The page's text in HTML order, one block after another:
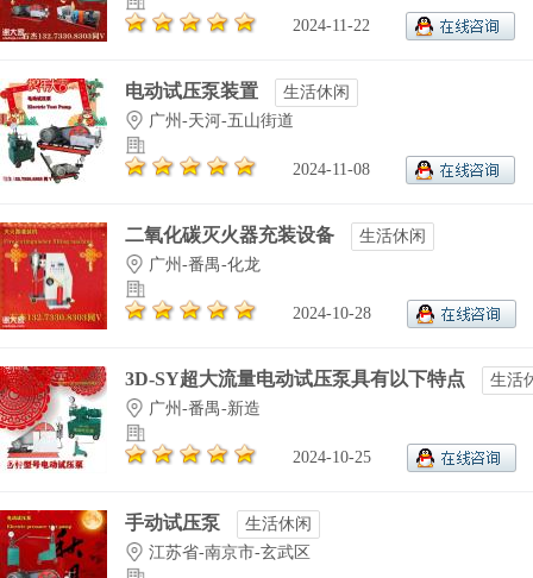
2024-11-22
电动试压泵装置
生活休闲
广州-天河-五山街道
2024-11-08
二氧化碳灭火器充装设备
生活休闲
广州-番禺-化龙
2024-10-28
3D-SY超大流量电动试压泵具有以下特点
生活
广州-番禺-新造
2024-10-25
手动试压泵
生活休闲
江苏省-南京市-玄武区